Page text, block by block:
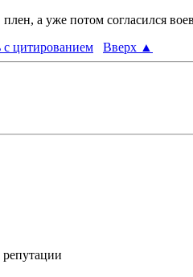
а уже потом согласился
с цитированием
Вверх ▲
репутации